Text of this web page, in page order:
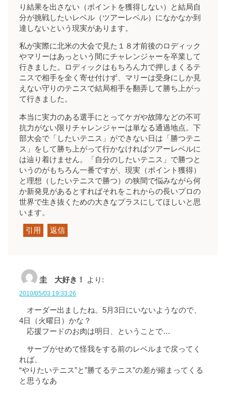
り結果を出さない（ポイントを獲得しない）と結局自
分が挑戦したいレベル（ツアーレベル）になかなか到
達しないという現実があります。
私が実際に北米の大会で見た１８才前後のロディック
やマリーはあっという間にチャレンジャーを卒業して
行きました。ロディックはもちろん力で押しまくるテ
ニスで相手を全く寄せ付けず、マリーは受身にしか見
えない守りのテニスで結局相手を翻弄して勝ち上がっ
て行きました。
本当に実力のある選手にとってケガや故障などの不可
抗力がない限りチャレンジャーは単なる通過地点。下
部大会で「したいテニス」ができない日は「勝つテニ
ス」をして勝ち上がって行かなければツアーレベルに
は辿り着けません。「自分のしたいテニス」で勝つと
いうのがもちろん一番ですが、現実（ポイント獲得）
と理想（したいテニスで勝つ）の狭間で悩みながら何
か新発見があるとすればそれをこれからの長いプロの
世界で生き抜くための大きなプラスにしてほしいと思
います。
引用 返信
圭 大好き！ より:
2010/05/03 19:33:26
オーダー出ましたね。5月3日にいないようなので、
4日（火曜日）かな？
応援フードのお肉は明日、ということで…
サーブがせめて怪我をする前のレベルまで戻ってく
れば、
“やりたいテニス”と”勝てるテニス”の差が縮まってくる
と思うなあ